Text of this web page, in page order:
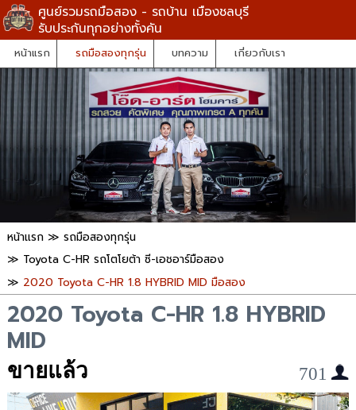
ศูนย์รวมรถมือสอง - รถบ้าน เมืองชลบุรี
รับประกันทุกอย่างทั้งคัน
หน้าแรก รถมือสองทุกรุ่น บทความ เกี่ยวกับเรา
หน้าแรก ≫ รถมือสองทุกรุ่น
≫ Toyota C-HR รถโตโยต้า ซี-เอชอาร์มือสอง
≫ 2020 Toyota C-HR 1.8 HYBRID MID มือสอง
2020 Toyota C-HR 1.8 HYBRID
MID
ขายแล้ว 701